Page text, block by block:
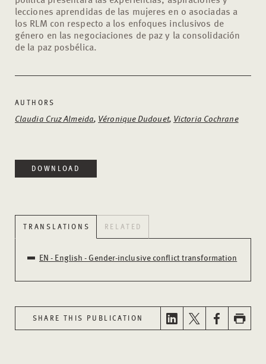
lecciones aprendidas de las mujeres en o asociadas a
los RLM con respecto a los enfoques inclusivos de
género en las negociaciones de paz y la consolidación
de la paz posbélica.
AUTHORS
Claudia Cruz Almeida, Véronique Dudouet, Victoria Cochrane
DOWNLOAD
TRANSLATIONS RELATED
EN - English - Gender-inclusive conflict transformation
SHARE THIS PUBLICATION